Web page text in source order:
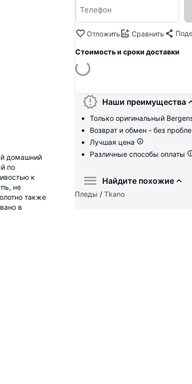
Отложить Сравнить
Стоимость и сроки доставки
Наши преимущества
Только оригинальный
Возврат и обмен - без
Лучшая цена
Различные способы оплаты
Найдите похожие
Пледы / Tkano
домашний
по
к
не
также
в